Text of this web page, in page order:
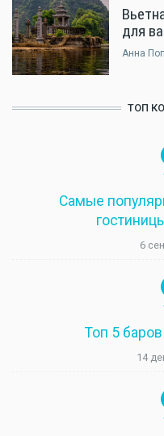
для
Анна
ТОП
Самые
6
Топ 5
14